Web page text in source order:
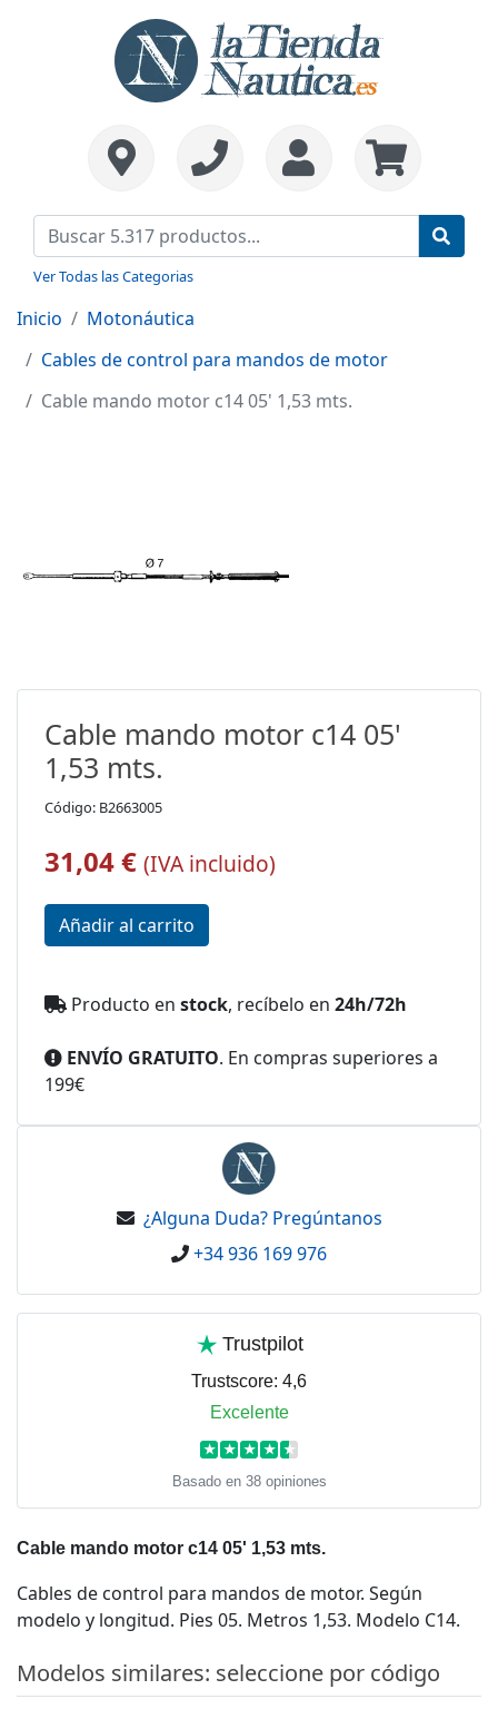
Ver Todas las Categorias
Inicio
Motonáutica
Cables de control para mandos de motor
Cable mando motor c14 05' 1,53 mts.
Cable mando motor c14 05'
1,53 mts.
Código: B2663005
31,04 € (IVA incluido)
Producto en stock, recíbelo en 24h/72h
ENVÍO GRATUITO. En compras superiores a
199€
¿Alguna Duda? Pregúntanos
+34 936 169 976
Trustpilot
Trustscore: 4,6
Excelente
★ ★ ★ ★ ★
Basado en 38 opiniones
Cable mando motor c14 05' 1,53 mts.
Cables de control para mandos de motor. Según
modelo y longitud. Pies 05. Metros 1,53. Modelo C14.
Modelos similares: seleccione por código